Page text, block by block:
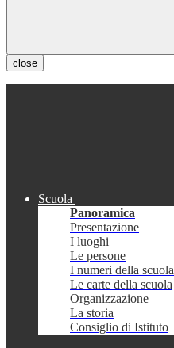
close
Scuola
Panoramica
Presentazione
I luoghi
Le persone
I numeri della scuola
Le carte della scuola
Organizzazione
La storia
Consiglio di Istituto